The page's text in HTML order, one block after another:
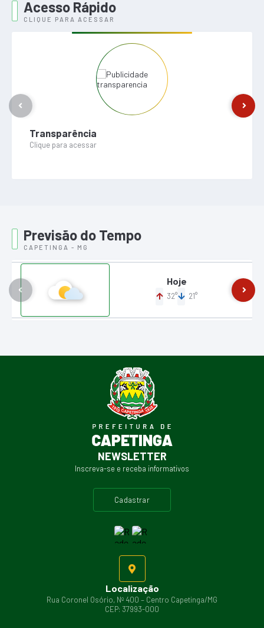
Acesso Rápido
CLIQUE PARA ACESSAR
Transparência
Clique para acessar
Previsão do Tempo
CAPETINGA - MG
Hoje
32° 21°
Localização
Rua Coronel Osório, Nº 400 – Centro Capetinga/MG
CEP: 37993-000
NEWSLETTER
Inscreva-se e receba informativos
cadastrar